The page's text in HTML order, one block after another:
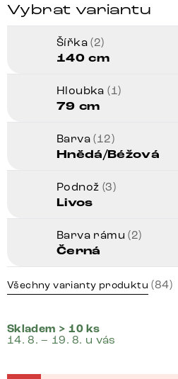
Vybrat variantu
Šířka(2)
140 cm
Hloubka(1)
79 cm
Barva(12)
Hnědá/Béžová
Podnož (3)
Livos
Barva rámu(2)
Černá
Všechny varianty produktu (84)
Skladem > 10 ks
14. 8. – 19. 8. u vás